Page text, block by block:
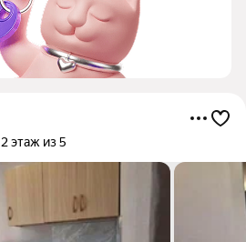
2 этаж из 5